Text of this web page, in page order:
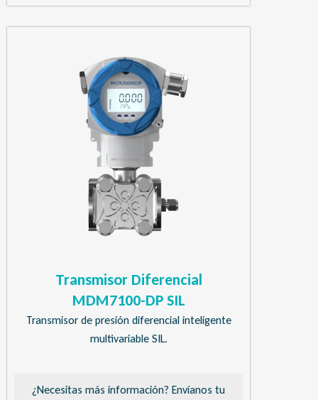
Transmisor Diferencial
MDM7100-DP SIL
Transmisor de presión diferencial inteligente
multivariable SIL.
¿Necesitas más información? Envíanos tu